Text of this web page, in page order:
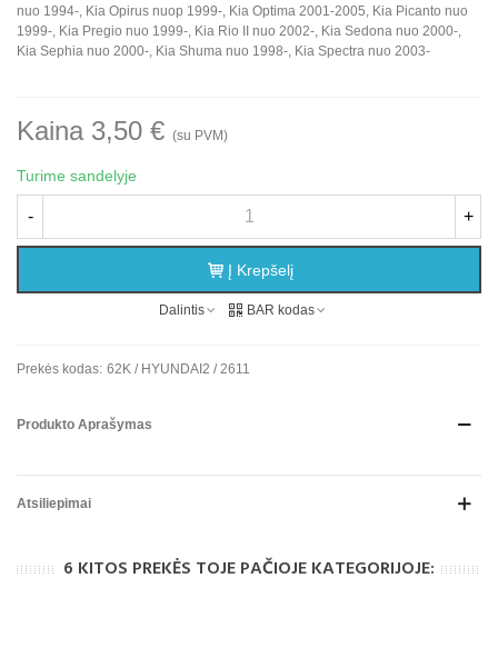
nuo 1994-, Kia Opirus nuop 1999-, Kia Optima 2001-2005, Kia Picanto nuo
1999-, Kia Pregio nuo 1999-, Kia Rio II nuo 2002-, Kia Sedona nuo 2000-,
Kia Sephia nuo 2000-, Kia Shuma nuo 1998-, Kia Spectra nuo 2003-
Kaina 3,50 € (su PVM)
Turime sandelyje
- +
Į Krepšelį
Dalintis BAR kodas
Prekės kodas: 62K / HYUNDAI2 / 2611
Produkto Aprašymas
Atsiliepimai
6 KITOS PREKĖS TOJE PAČIOJE KATEGORIJOJE: